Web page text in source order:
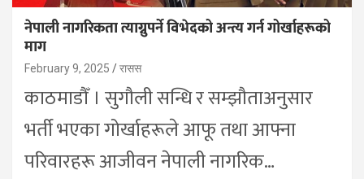
नेपाली नागरिकता त्याग्नुपर्ने विभेदको अन्त्य गर्न गोर्खाहरूको
माग
February 9, 2025 रासस
काठमाडौँ । सुगौली सन्धि र सम्झौताअनुसार
भर्ती भएका गोर्खाहरूले आफू तथा आफ्ना
परिवारहरू आजीवन नेपाली नागरिक…